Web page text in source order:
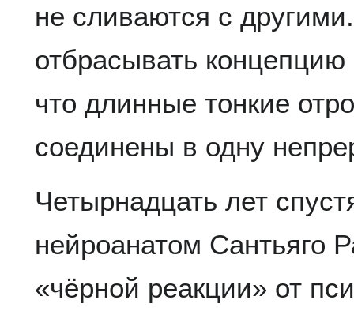
не сливаются с
отбрасывать
что длинные тонкие
соединены в одну
Четырнадцать лет
нейроанатом Сантьяго
«чёрной реакции» от